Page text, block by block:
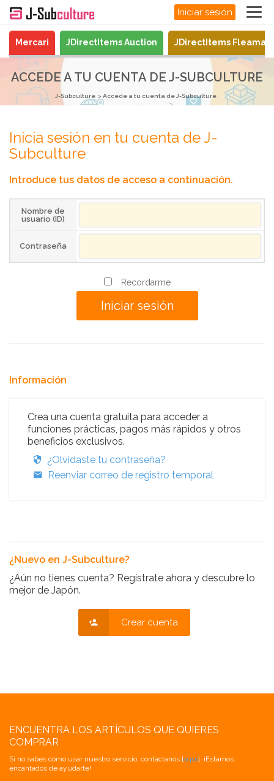
Iniciar sesión
Mercari JDirectItems Auction JDirectItems
ACCEDE A TU CUENTA DE J-SUBCULTURE
J-Subculture Accede a tu cuenta de J-Subculture
Inicia sesión en tu cuenta de J-
Subculture
Introduce tus datos de acceso a continuación.
Nombre de
usuario (ID)
Contraseña
Recordarme
Información
Crea una cuenta gratuita para acceder a
funciones prácticas, pagos más rápidos y otros
beneficios exclusivos.
¿Olvidaste tu contraseña?
Reenviar correo de registro temporal
¿Nuevo en J-Subculture?
¿Aún no tienes cuenta? Regístrate ahora y descubre lo
mejor de Japón.
Crear cuenta
ENCUENTRA LOS ARTÍCULOS QUE QUIERES
COMPRAR
Si no sabes cómo usar nuestro servicio, contáctanos [aquí]. ¡Estamos
encantados de ayudarte!